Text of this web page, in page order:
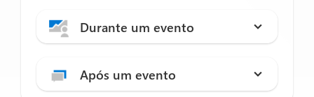
Durante um evento
Após um evento